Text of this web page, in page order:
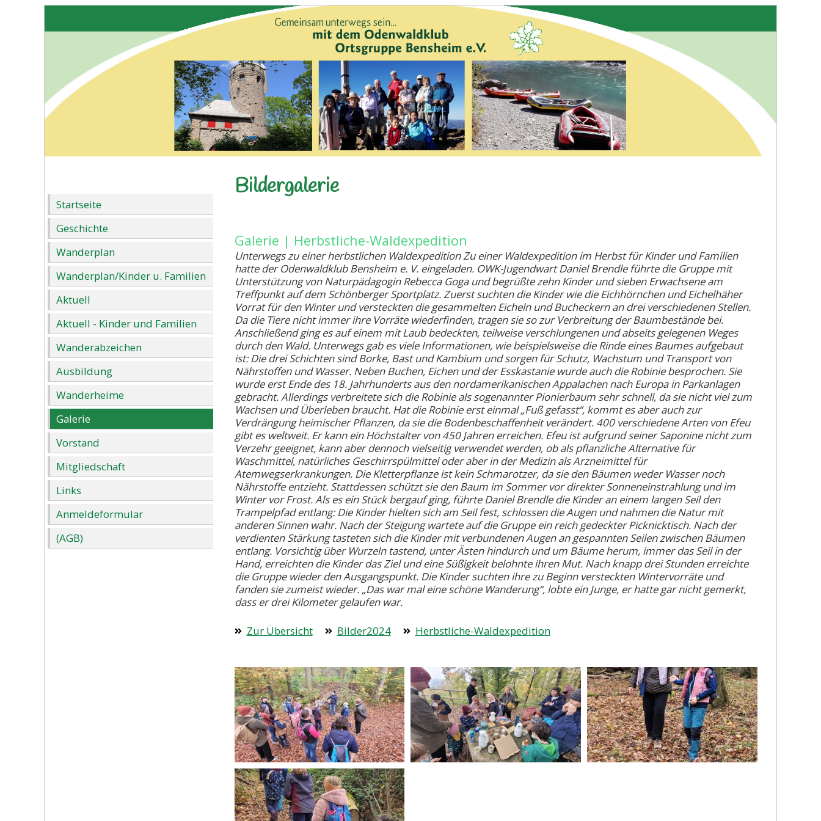
Startseite
Geschichte
Wanderplan
Wanderplan/Kinder u. Familien
Aktuell
Aktuell - Kinder und Familien
Wanderabzeichen
Ausbildung
Wanderheime
Galerie
Vorstand
Mitgliedschaft
Links
Anmeldeformular
(AGB)
Bildergalerie
Galerie | Herbstliche-Waldexpedition
Unterwegs zu einer herbstlichen Waldexpedition Zu einer Waldexpedition im Herbst für Kinder und Familien
hatte der Odenwaldklub Bensheim e. V. eingeladen. OWK-Jugendwart Daniel Brendle führte die Gruppe mit
Unterstützung von Naturpädagogin Rebecca Goga und begrüßte zehn Kinder und sieben Erwachsene am
Treffpunkt auf dem Schönberger Sportplatz. Zuerst suchten die Kinder wie die Eichhörnchen und Eichelhäher
Vorrat für den Winter und versteckten die gesammelten Eicheln und Bucheckern an drei verschiedenen Stellen.
Da die Tiere nicht immer ihre Vorräte wiederfinden, tragen sie so zur Verbreitung der Baumbestände bei.
Anschließend ging es auf einem mit Laub bedeckten, teilweise verschlungenen und abseits gelegenen Weges
durch den Wald. Unterwegs gab es viele Informationen, wie beispielsweise die Rinde eines Baumes aufgebaut
ist: Die drei Schichten sind Borke, Bast und Kambium und sorgen für Schutz, Wachstum und Transport von
Nährstoffen und Wasser. Neben Buchen, Eichen und der Esskastanie wurde auch die Robinie besprochen. Sie
wurde erst Ende des 18. Jahrhunderts aus den nordamerikanischen Appalachen nach Europa in Parkanlagen
gebracht. Allerdings verbreitete sich die Robinie als sogenannter Pionierbaum sehr schnell, da sie nicht viel zum
Wachsen und Überleben braucht. Hat die Robinie erst einmal „Fuß gefasst“, kommt es aber auch zur
Verdrängung heimischer Pflanzen, da sie die Bodenbeschaffenheit verändert. 400 verschiedene Arten von Efeu
gibt es weltweit. Er kann ein Höchstalter von 450 Jahren erreichen. Efeu ist aufgrund seiner Saponine nicht zum
Verzehr geeignet, kann aber dennoch vielseitig verwendet werden, ob als pflanzliche Alternative für
Waschmittel, natürliches Geschirrspülmittel oder aber in der Medizin als Arzneimittel für
Atemwegserkrankungen. Die Kletterpflanze ist kein Schmarotzer, da sie den Bäumen weder Wasser noch
Nährstoffe entzieht. Stattdessen schützt sie den Baum im Sommer vor direkter Sonneneinstrahlung und im
Winter vor Frost. Als es ein Stück bergauf ging, führte Daniel Brendle die Kinder an einem langen Seil den
Trampelpfad entlang: Die Kinder hielten sich am Seil fest, schlossen die Augen und nahmen die Natur mit
anderen Sinnen wahr. Nach der Steigung wartete auf die Gruppe ein reich gedeckter Picknicktisch. Nach der
verdienten Stärkung tasteten sich die Kinder mit verbundenen Augen an gespannten Seilen zwischen Bäumen
entlang. Vorsichtig über Wurzeln tastend, unter Ästen hindurch und um Bäume herum, immer das Seil in der
Hand, erreichten die Kinder das Ziel und eine Süßigkeit belohnte ihren Mut. Nach knapp drei Stunden erreichte
die Gruppe wieder den Ausgangspunkt. Die Kinder suchten ihre zu Beginn versteckten Wintervorräte und
fanden sie zumeist wieder. „Das war mal eine schöne Wanderung“, lobte ein Junge, er hatte gar nicht gemerkt,
dass er drei Kilometer gelaufen war.
Zur Übersicht Bilder2024 Herbstliche-Waldexpedition